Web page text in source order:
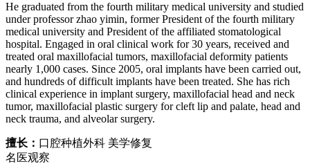
He graduated from the fourth military medical university and studied
under professor zhao yimin, former President of the fourth military
medical university and President of the affiliated stomatological
hospital. Engaged in oral clinical work for 30 years, received and
treated oral maxillofacial tumors, maxillofacial deformity patients
nearly 1,000 cases. Since 2005, oral implants have been carried out,
and hundreds of difficult implants have been treated. She has rich
clinical experience in implant surgery, maxillofacial head and neck
tumor, maxillofacial plastic surgery for cleft lip and palate, head and
neck trauma, and alveolar surgery.
擅长： 口腔种植外科 美学修复
名医观察